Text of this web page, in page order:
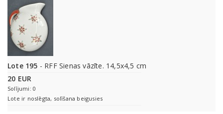
Lote 195 - RFF Sienas vāzīte. 14,5x4,5 cm
20 EUR
Solījumi: 0
Lote ir noslēgta, solīšana beigusies